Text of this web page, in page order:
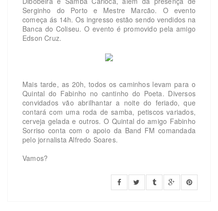
Serginho do Porto e Mestre Marcão. O evento
começa ás 14h. Os ingresso estão sendo vendidos na
Banca do Coliseu. O evento é promovido pela amigo
Edson Cruz.
Mais tarde, as 20h, todos os caminhos levam para o
Quintal do Fabinho no cantinho do Poeta. Diversos
convidados vão abrilhantar a noite do feriado, que
contará com uma roda de samba, petiscos variados,
cerveja gelada e outros. O Quintal do amigo Fabinho
Sorriso conta com o apoio da Band FM comandada
pelo jornalista Alfredo Soares.
Vamos?